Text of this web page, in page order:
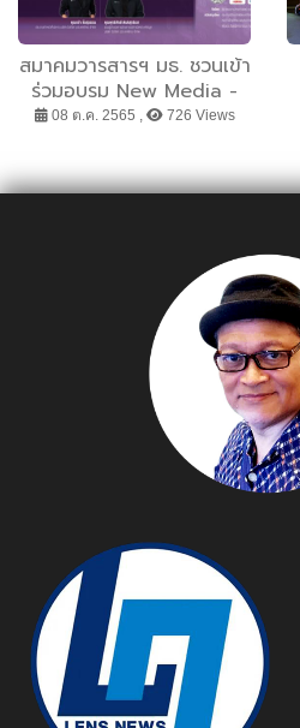
สมาคมวารสารฯ มธ. ชวนเข้า
ร่วมอบรม New Media -
New Gen เรียนรู้การใช้
ต้องมี
08 ต.ค. 2565 , 726 Views